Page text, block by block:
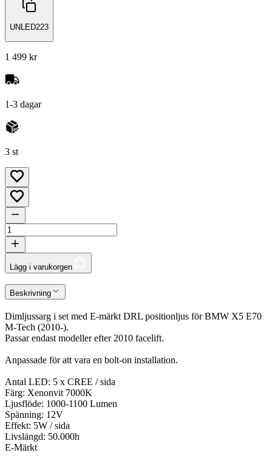
UNLED223
1 499 kr
1-3 dagar
3 st
Lägg i varukorgen
Beskrivning
Dimljussarg i set med E-märkt DRL positionljus för BMW X5 E70
M-Tech (2010-).
Passar endast modeller efter 2010 facelift.
Anpassade för att vara en bolt-on installation.
Antal LED: 5 x CREE / sida
Färg: Xenonvit 7000K
Ljusflöde: 1000-1100 Lumen
Spänning: 12V
Effekt: 5W / sida
Livslängd: 50.000h
E-Märkt